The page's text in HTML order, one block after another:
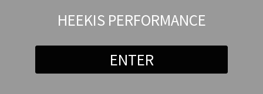
HEEKIS PERFORMANCE
ENTER